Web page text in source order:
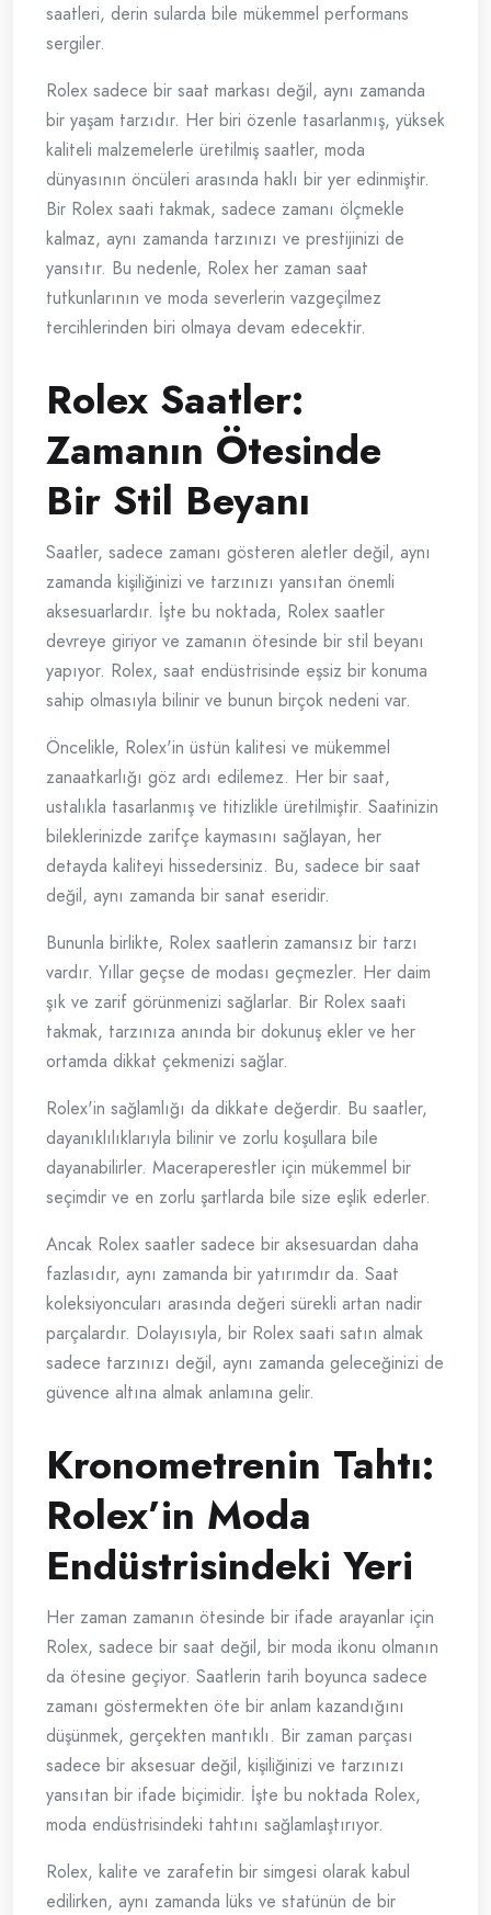
saatleri, derin sularda bile mükemmel performans
sergiler.
Rolex sadece bir saat markası değil, aynı zamanda
bir yaşam tarzıdır. Her biri özenle tasarlanmış, yüksek
kaliteli malzemelerle üretilmiş saatler, moda
dünyasının öncüleri arasında haklı bir yer edinmiştir.
Bir Rolex saati takmak, sadece zamanı ölçmekle
kalmaz, aynı zamanda tarzınızı ve prestijinizi de
yansıtır. Bu nedenle, Rolex her zaman saat
tutkunlarının ve moda severlerin vazgeçilmez
tercihlerinden biri olmaya devam edecektir.
Rolex Saatler:
Zamanın Ötesinde
Bir Stil Beyanı
Saatler, sadece zamanı gösteren aletler değil, aynı
zamanda kişiliğinizi ve tarzınızı yansıtan önemli
aksesuarlardır. İşte bu noktada, Rolex saatler
devreye giriyor ve zamanın ötesinde bir stil beyanı
yapıyor. Rolex, saat endüstrisinde eşsiz bir konuma
sahip olmasıyla bilinir ve bunun birçok nedeni var.
Öncelikle, Rolex'in üstün kalitesi ve mükemmel
zanaatkarlığı göz ardı edilemez. Her bir saat,
ustalıkla tasarlanmış ve titizlikle üretilmiştir. Saatinizin
bileklerinizde zarifçe kaymasını sağlayan, her
detayda kaliteyi hissedersiniz. Bu, sadece bir saat
değil, aynı zamanda bir sanat eseridir.
Bununla birlikte, Rolex saatlerin zamansız bir tarzı
vardır. Yıllar geçse de modası geçmezler. Her daim
şık ve zarif görünmenizi sağlarlar. Bir Rolex saati
takmak, tarzınıza anında bir dokunuş ekler ve her
ortamda dikkat çekmenizi sağlar.
Rolex'in sağlamlığı da dikkate değerdir. Bu saatler,
dayanıklılıklarıyla bilinir ve zorlu koşullara bile
dayanabilirler. Maceraperestler için mükemmel bir
seçimdir ve en zorlu şartlarda bile size eşlik ederler.
Ancak Rolex saatler sadece bir aksesuardan daha
fazlasıdır, aynı zamanda bir yatırımdır da. Saat
koleksiyoncuları arasında değeri sürekli artan nadir
parçalardır. Dolayısıyla, bir Rolex saati satın almak
sadece tarzınızı değil, aynı zamanda geleceğinizi de
güvence altına almak anlamına gelir.
Kronometrenin Tahtı:
Rolex’in Moda
Endüstrisindeki Yeri
Her zaman zamanın ötesinde bir ifade arayanlar için
Rolex, sadece bir saat değil, bir moda ikonu olmanın
da ötesine geçiyor. Saatlerin tarih boyunca sadece
zamanı göstermekten öte bir anlam kazandığını
düşünmek, gerçekten mantıklı. Bir zaman parçası
sadece bir aksesuar değil, kişiliğinizi ve tarzınızı
yansıtan bir ifade biçimidir. İşte bu noktada Rolex,
moda endüstrisindeki tahtını sağlamlaştırıyor.
Rolex, kalite ve zarafetin bir simgesi olarak kabul
edilirken, aynı zamanda lüks ve statünün de bir